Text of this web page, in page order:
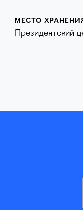
МЕСТО
Президентский